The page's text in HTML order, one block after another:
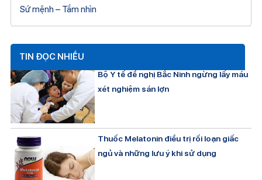
Sứ mệnh – Tầm nhìn
TIN ĐỌC NHIỀU
Bộ Y tế đề nghị Bắc Ninh ngừng lấy máu
xét nghiệm sán lợn
Thuốc Melatonin điều trị rối loạn giấc
ngủ và những lưu ý khi sử dụng